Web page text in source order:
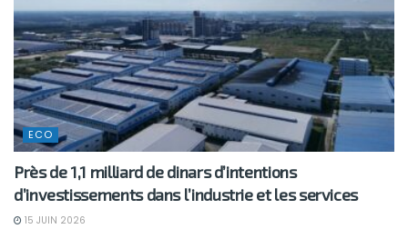
ECO
Près de 1,1 milliard de dinars d’intentions
d’investissements dans l’industrie et les services
15 JUIN 2026